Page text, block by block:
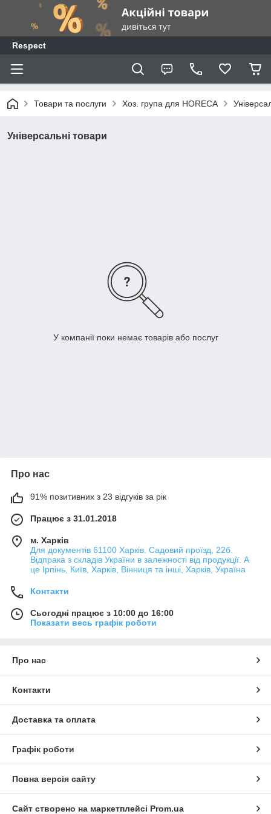
Respect
Товари та послуги Хоз. група для HORECA
Універсальні товари
У компанії поки немає товарів або послуг
Про нас
91% позитивних з 23 відгуків за рік
Працює з 31.01.2018
м. Харків
Для документів 61100 Харків. Садовий проїзд, 22б.
Відпрака з складів України в залежності від продукції. А
це Ірпінь, Київ, Харків, Вінниця та інші, Харків, Україна
Контакти
Сьогодні працює з 10:00 до 16:00
Показати весь графік роботи
Про нас
Контакти
Доставка та оплата
Графік роботи
Повна версія сайту
Сайт створено на маркетплейсі Prom.ua